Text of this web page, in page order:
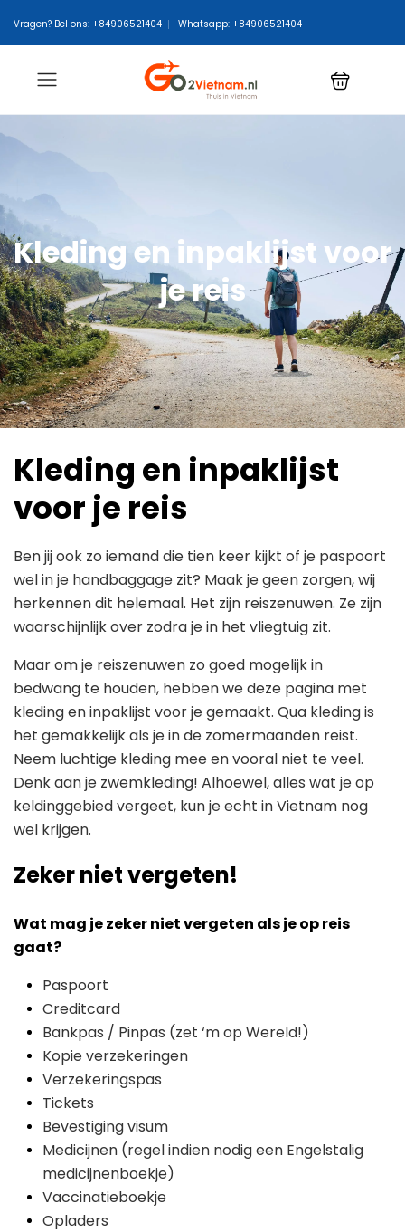
Vragen? Bel ons: +84906521404 Whatsapp: +84906521404
Kleding en inpaklijst voor
je reis
Kleding en inpaklijst
voor je reis
Ben jij ook zo iemand die tien keer kijkt of je paspoort
wel in je handbaggage zit? Maak je geen zorgen, wij
herkennen dit helemaal. Het zijn reiszenuwen. Ze zijn
waarschijnlijk over zodra je in het vliegtuig zit.
Maar om je reiszenuwen zo goed mogelijk in
bedwang te houden, hebben we deze pagina met
kleding en inpaklijst voor je gemaakt. Qua kleding is
het gemakkelijk als je in de zomermaanden reist.
Neem luchtige kleding mee en vooral niet te veel.
Denk aan je zwemkleding! Alhoewel, alles wat je op
keldinggebied vergeet, kun je echt in Vietnam nog
wel krijgen.
Zeker niet vergeten!
Wat mag je zeker niet vergeten als je op reis
gaat?
Paspoort
Creditcard
Bankpas / Pinpas (zet ‘m op Wereld!)
Kopie verzekeringen
Verzekeringspas
Tickets
Bevestiging visum
Medicijnen (regel indien nodig een Engelstalig
medicijnenboekje)
Vaccinatieboekje
Opladers